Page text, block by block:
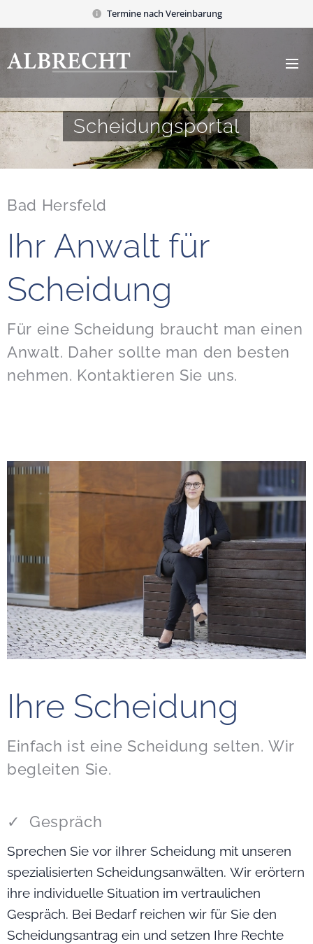
Termine nach Vereinbarung
Scheidungsportal
Bad Hersfeld
Ihr Anwalt für
Scheidung
Für eine Scheidung braucht man einen
Anwalt. Daher sollte man den besten
nehmen. Kontaktieren Sie uns.
Ihre Scheidung
Einfach ist eine Scheidung selten. Wir
begleiten Sie.
✓ Gespräch
Sprechen Sie vor iIhrer Scheidung mit unseren
spezialisierten Scheidungsanwälten. Wir erörtern
ihre individuelle Situation im vertraulichen
Gespräch. Bei Bedarf reichen wir für Sie den
Scheidungsantrag ein und setzen Ihre Rechte